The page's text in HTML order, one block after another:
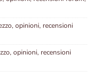
opinioni, recensioni
opinioni, recensioni